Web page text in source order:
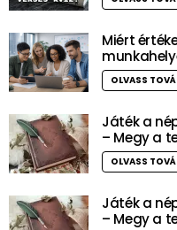
Miért
OLVASS
Játék a
– Megy a
OLVASS
Játék a
– Megy a